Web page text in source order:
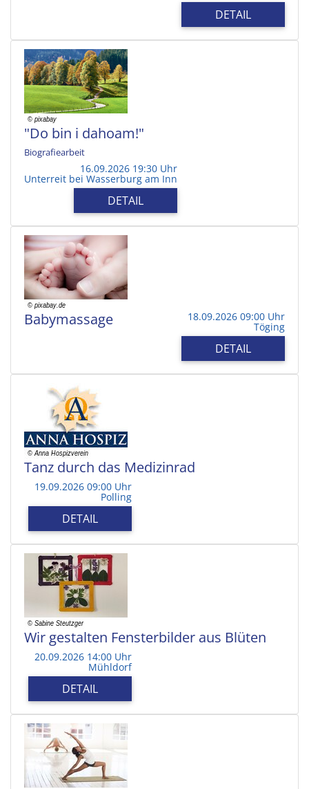
DETAIL
"Do bin i dahoam!"
Biografiearbeit
16.09.2026 19:30 Uhr
Unterreit bei Wasserburg am Inn
DETAIL
Babymassage 18.09.2026 09:00 Uhr
Töging
DETAIL
Tanz durch das Medizinrad
19.09.2026 09:00 Uhr
Polling
DETAIL
Wir gestalten Fensterbilder aus Blüten
20.09.2026 14:00 Uhr
Mühldorf
DETAIL